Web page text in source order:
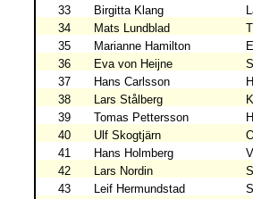
33
Birgitta Klang
34
Mats Lundblad
35
Marianne Hamilton
36
Eva von Heijne
37
Hans Carlsson
38
Lars Stålberg
39
Tomas Pettersson
40
Ulf Skogtjärn
41
Hans Holmberg
42
Lars Nordin
43
Leif Hermundstad